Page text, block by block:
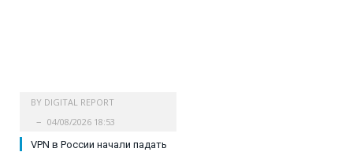
BY DIGITAL REPORT
04/08/2026 18:53
VPN в России начали падать